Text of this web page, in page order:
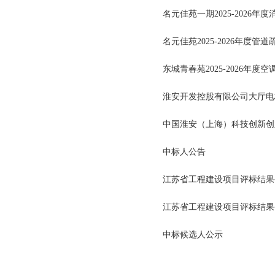
名元佳苑一期2025-2026年度
名元佳苑2025-2026年度管道
东城青春苑2025-2026年度空
淮安开发控股有限公司大厅
中国淮安（上海）科技创新
中标人公告
江苏省工程建设项目评标结
江苏省工程建设项目评标结
中标候选人公示